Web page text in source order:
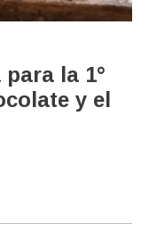
la 1°
y el